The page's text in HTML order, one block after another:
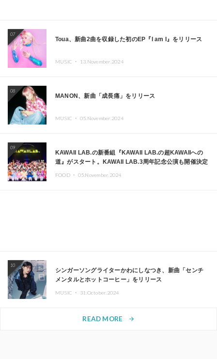
07
Toua、新曲2曲を収録した初のEP『I am I』をリリース
MUSIC ・ 13.November.2024
08
MANON、新曲「成長痛」をリリース
MUSIC ・ 05.November.2024
09
KAWAII LAB.の新番組『KAWAII LAB.の超KAWAIIへの
道』がスタート。KAWAII LAB.3周年記念公演も開催決定
FOOD ・ 05.November.2024
10
シンガーソングライターかわにしなつき、新曲「センチ
メンタルとホットコーヒー」をリリース
MUSIC ・ 31.October.2024
READ MORE arrow_forward